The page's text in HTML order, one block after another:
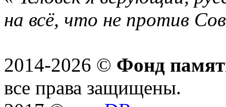
на всё, что не против
2014-2026 © Фонд
все права защищены.